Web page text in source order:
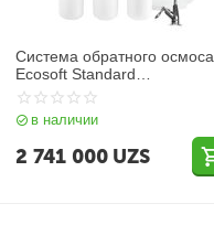
Система обратного осмоса
Ecosoft Standard
MO550PECOSTD с помпой
в наличии
2 741 000 UZS